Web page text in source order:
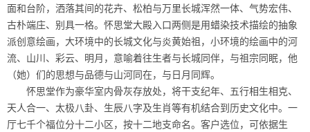
面和台阶，洒落其间的花卉、松柏与万里长城浑然一体、气势宏伟、
古朴端庄、别具一格。怀思堂大殿入口两侧是用蜡染技术描绘的抽象
派创意绘画，大环境中的长城文化与炎黄始祖，小环境的绘画中的河
流、山川、彩云、明月，意喻着往生者与长城同伴，与祖宗同眠，他
（她）们的思想与品德与山河同在，与日月同辉。
怀思堂作为豪华室内骨灰存放处，将干支纪年、五行相生相克、
天人合一、太极八卦、生辰八字及生肖等有机结合到历史文化中。一
厅七千个福位分十二小区，按十二地支命名。客户选位，可依据生